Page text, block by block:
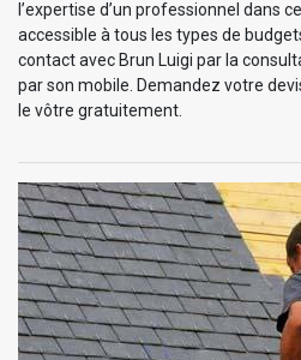
l’expertise d’un professionnel dans
accessible à tous les types de
contact avec Brun Luigi par la
par son mobile. Demandez votre
le vôtre gratuitement.